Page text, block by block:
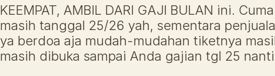
KEEMPAT, AMBIL DARI GAJI BULAN ini.
masih tanggal 25/26 yah, sementara
ya berdoa aja mudah-mudahan tiketnya
masih dibuka sampai Anda gajian tgl 25